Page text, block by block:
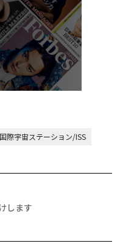
国際宇宙ステーション/ISS
します